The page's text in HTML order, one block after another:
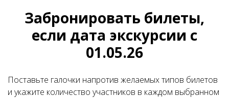
Забронировать билеты,
если дата экскурсии с
01.05.26
Поставьте галочки напротив желаемых типов билетов
и укажите количество участников в каждом выбранном